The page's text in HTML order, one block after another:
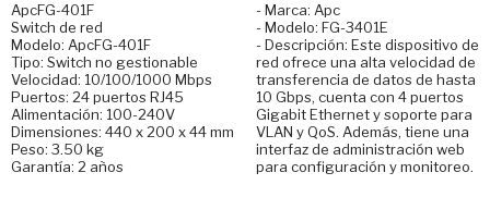
ApcFG-401F
Switch de red
Modelo: ApcFG-401F
Tipo: Switch no gestionable
Velocidad: 10/100/1000 Mbps
Puertos: 24 puertos RJ45
Alimentación: 100-240V
Dimensiones: 440 x 200 x 44 mm
Peso: 3.50 kg
Garantía: 2 años
- Marca: Apc
- Modelo: FG-3401E
- Descripción: Este dispositivo de
red ofrece una alta velocidad de
transferencia de datos de hasta
10 Gbps, cuenta con 4 puertos
Gigabit Ethernet y soporte para
VLAN y QoS. Además, tiene una
interfaz de administración web
para configuración y monitoreo.